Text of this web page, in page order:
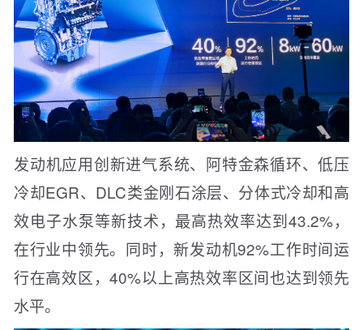
发动机应用创新进气系统、阿特金森循环、低压
冷却EGR、DLC类金刚石涂层、分体式冷却和高
效电子水泵等新技术，最高热效率达到43.2%，
在行业中领先。同时，新发动机92%工作时间运
行在高效区，40%以上高热效率区间也达到领先
水平。